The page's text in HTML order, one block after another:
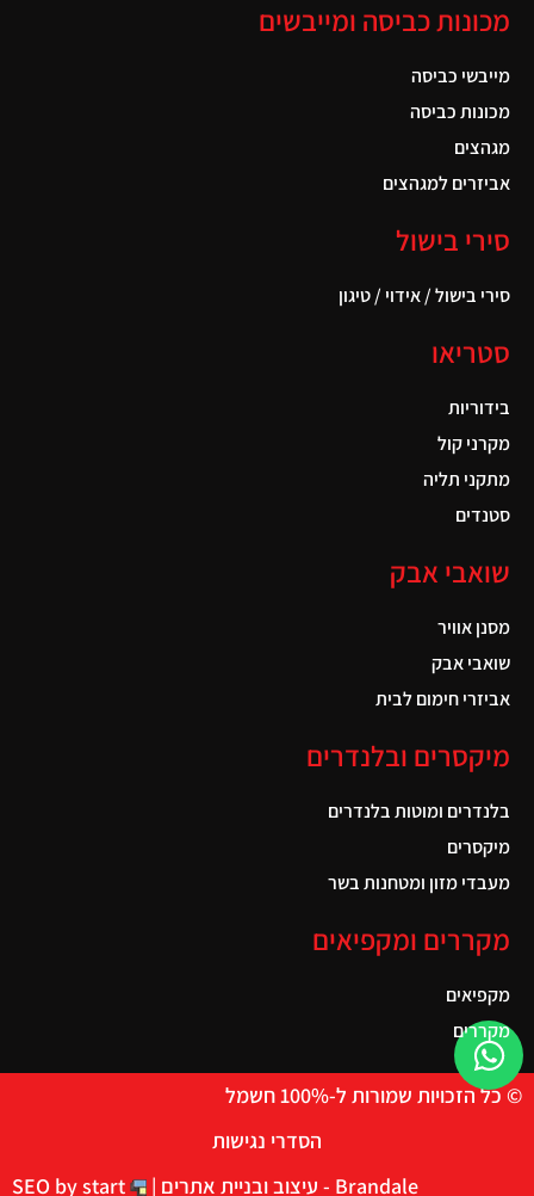
מכונות כביסה ומייבשים
מייבשי כביסה
מכונות כביסה
מגהצים
אביזרים למגהצים
סירי בישול
סירי בישול / אידוי / טיגון
סטריאו
בידוריות
מקרני קול
מתקני תליה
סטנדים
שואבי אבק
מסנן אוויר
שואבי אבק
אביזרי חימום לבית
מיקסרים ובלנדרים
בלנדרים ומוטות בלנדרים
מיקסרים
מעבדי מזון ומטחנות בשר
מקררים ומקפיאים
מקפיאים
מקררים
© כל הזכויות שמורות ל-100% חשמל
הסדרי נגישות
Brandale - עיצוב ובניית אתרים |